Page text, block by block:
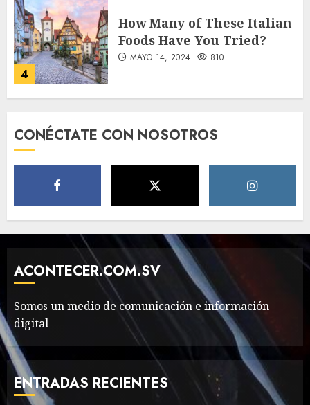
4
How Many of These Italian
Foods Have You Tried?
MAYO 14, 2024 810
Classic Cars in a Retro
6
Thailand’s extraordinary
cave rescue
MAYO 14, 2024
7
Valentino Goes
Deliberately Feminine for
Fall 2018
MAYO 16, 2024 765
CONÉCTATE CON NOSOTROS
ACONTECER.COM.SV
Somos un medio de comunicación e información
digital
ENTRADAS RECIENTES